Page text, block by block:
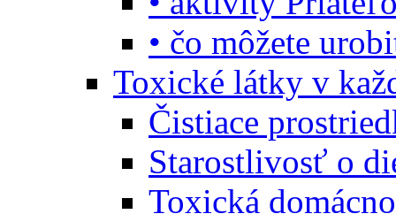
• čo môžete
Toxické látky v
Čistiace
Starostlivosť o
Toxická